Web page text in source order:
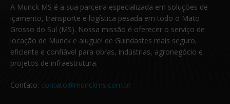
A Munck MS é a sua parceira especializada em soluções de
içamento, transporte e logística pesada em todo o Mato
Grosso do Sul (MS). Nossa missão é oferecer o serviço de
locação de Munck e aluguel de Guindastes mais seguro,
eficiente e confiável para obras, indústrias, agronegócio e
projetos de infraestrutura.
Contato: contato@munckms.com.br